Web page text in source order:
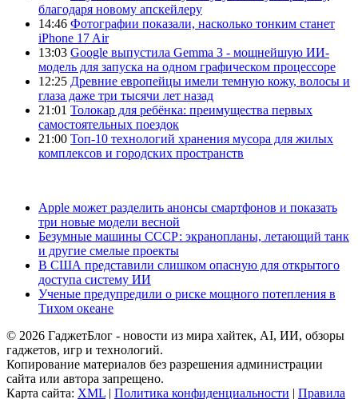
благодаря новому апскейлеру
14:46 Фотографии показали, насколько тонким станет
iPhone 17 Air
13:03 Google выпустила Gemma 3 - мощнейшую ИИ-
модель для запуска на одном графическом процессоре
12:25 Древние европейцы имели темную кожу, волосы и
глаза даже три тысячи лет назад
21:01 Толокар для ребёнка: преимущества первых
самостоятельных поездок
21:00 Топ-10 технологий хранения мусора для жилых
комплексов и городских пространств
Apple может разделить анонсы смартфонов и показать
три новые модели весной
Безумные машины СССР: экранопланы, летающий танк
и другие смелые проекты
В США представили слишком опасную для открытого
доступа систему ИИ
Ученые предупредили о риске мощного потепления в
Тихом океане
© 2026 ГаджетБлог - новости из мира хайтек, AI, ИИ, обзоры
гаджетов, игр и технологий.
Копирование материалов без разрешения администрации
сайта или автора запрещено.
Карта сайта: XML | Политика конфиденциальности | Правила